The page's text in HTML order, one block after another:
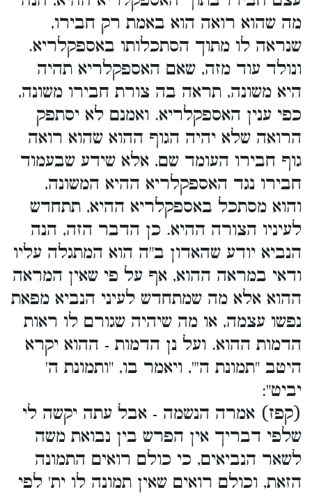
מה שהוא רואה הוא באמת רק חבירו,
שנראה לו מתוך הסתכלותו באספקלריא.
ונולד עוד מזה, שאם האספקלריא תהיה
היא משונה, תראה בה צורת חבירו משונה,
כפי ענין האספקלריא. ואמנם לא יסתפק
הרואה שלא יהיה הגוף ההוא שהוא רואה
גוף חבירו העומד שם, אלא שידע שבעמוד
חבירו נגד האספקלריא ההיא המשונה,
והוא מסתכל באספקלריא ההיא, תתחדש
לעיניו הצורה ההיא. כן הדבר הזה, הנה
הנביא יודע שהאדון ב"ה הוא המתגלה עליו
ודאי במראה ההוא, אף על פי שאין המראה
ההוא אלא מה שמתחדש לעיני הנביא מפאת
נפשו עצמה, או מה שיהיה שגורם לו ראות
הדמות ההוא. ועל נן הדמות - ההוא יקרא
היטב "תמונת ה'", ויאמר בו, "ותמונת ה'
יביט":
(קפז) אמרה הנשמה - אבל עתה יקשה לי
שלפי דבריך אין הפרש בין נבואת משה
לשאר הנביאים, כי כולם רואים התמונה
הזאת, וכולם רואים שאין תמונה לו ית' לפי